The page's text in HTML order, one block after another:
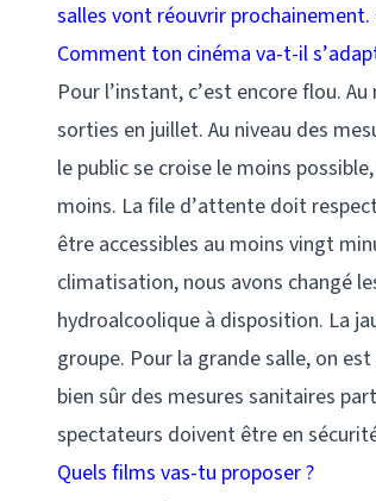
salles vont réouvrir
Comment ton cinéma va-t-il
Pour l’instant, c’est encore flou.
sorties en juillet. Au niveau des
le public se croise le moins
moins. La file d’attente doit
être accessibles au moins vingt
climatisation, nous avons changé
hydroalcoolique à disposition. La
groupe. Pour la grande salle, on
bien sûr des mesures sanitaires
spectateurs doivent être en
Quels films vas-tu proposer ?